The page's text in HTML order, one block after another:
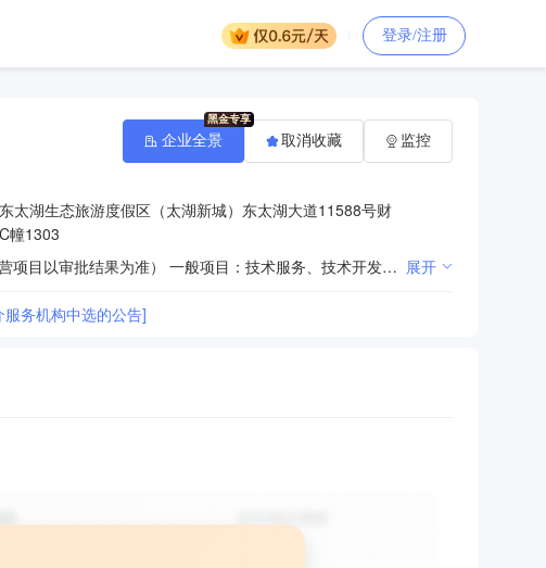
登录/注册
太湖生态旅游度假区（太湖新城）东太湖大道11588号财
幢1303
许可项目：室内环境检测（依法须经批准的项目，经相关部门批准后方可开展经营活动，具体经营项目以审批结果为准） 一般项目：技术服务、技术开发、技术咨询、技术交流、技术转让、技术推广；室内空气污染治理；环保咨询服务；环境保护监测；环境应急治理服务；大气环境污染防治服务；水环境污染防治服务；大气污染治理；专业保洁、清洗、消毒服务；化工产品销售（不含许可类化工产品）；固体废物治理；园林绿化工程施工；土壤环境污染防治服务；生态保护区管理服务；自然生态系统保护管理；环境保护专用设备销售；以自有资金从事投资活动；日用化学产品销售（除依法须经批准的项目外，凭营业执照依法自主开展经营活动） 展开
务机构中选的公告]
企业全景 取消收藏 监控